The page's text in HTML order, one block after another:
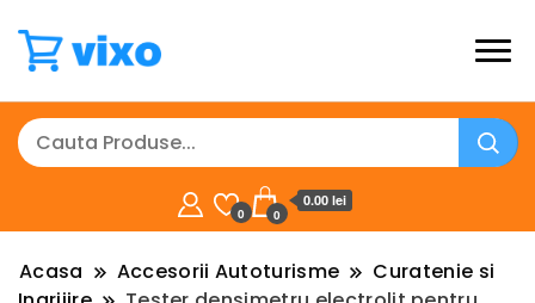
0 0
0.00 lei
Acasa Accesorii Autoturisme
Curatenie si